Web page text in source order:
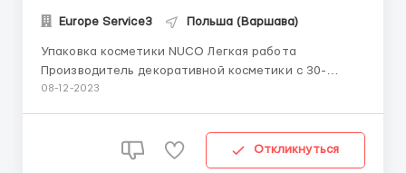
Europe Service3 Польша (Варшава)
Упаковка косметики NUCO Легкая работа
Производитель декоративной косметики с 30-
летним опытом . В основном фабрика производит
ознакомиться на их официальном сайте
Телефон\Вайбер +380733335340 *Зарпл...
08-12-2023
Откликнуться